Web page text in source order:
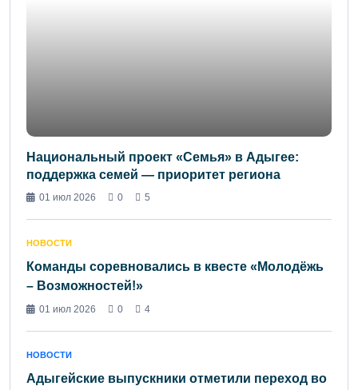
Национальный проект «Семья» в Адыгее:
поддержка семей — приоритет региона
01 июл 2026 0 5
НОВОСТИ
Команды соревновались в квесте «Молодёжь
– Возможностей!»
01 июл 2026 0 4
НОВОСТИ
Адыгейские выпускники отметили переход во